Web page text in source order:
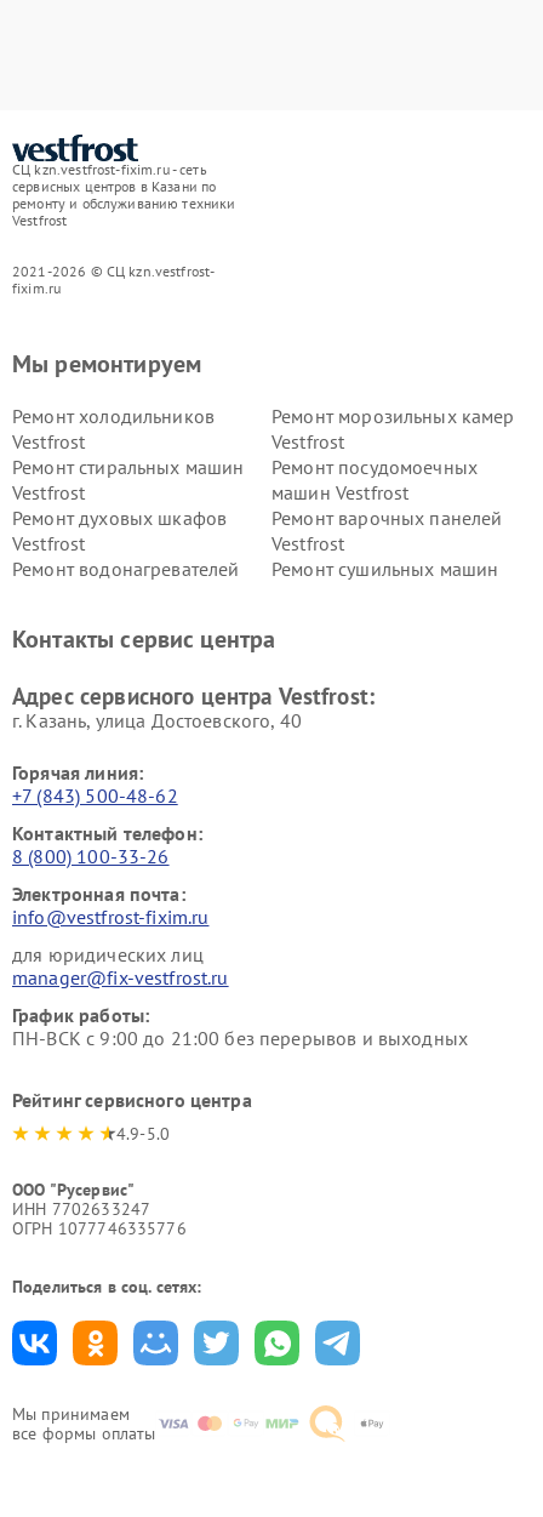
СЦ kzn.vestfrost-fixim.ru - сеть
сервисных центров в Казани по
ремонту и обслуживанию техники
Vestfrost
2021-2026 © СЦ kzn.vestfrost-
fixim.ru
Мы принимаем
все формы оплаты
Мы ремонтируем
Ремонт холодильников
Vestfrost
Ремонт морозильных камер
Vestfrost
Ремонт стиральных машин
Vestfrost
Ремонт посудомоечных
машин Vestfrost
Ремонт духовых шкафов
Vestfrost
Ремонт варочных панелей
Vestfrost
Ремонт водонагревателей
Ремонт сушильных машин
Vestfrost
Контакты сервис центра
Адрес сервисного центра Vestfrost:
г. Казань, улица Достоевского, 40
Горячая линия:
+7 (843) 500-48-62
Контактный телефон:
8 (800) 100-33-26
Электронная почта:
info@vestfrost-fixim.ru
для юридических лиц
manager@fix-vestfrost.ru
График работы:
ПН-ВСК с 9:00 до 21:00 без перерывов и выходных
Рейтинг сервисного центра
4.9-5.0
ООО "Русервис"
ИНН 7702633247
ОГРН 1077746335776
Поделиться в соц. сетях: